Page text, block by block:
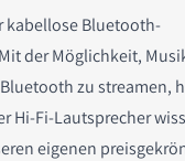
kabellose Bluetooth-
der Möglichkeit,
zu streamen,
Hi-Fi-Lautsprecher
eigenen